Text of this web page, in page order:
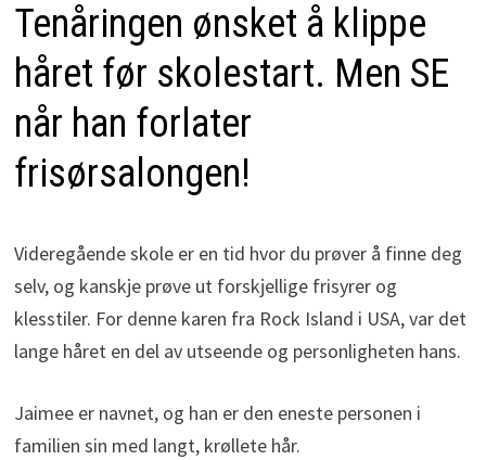
Tenåringen ønsket å klippe
håret før skolestart. Men SE
når han forlater
frisørsalongen!
Videregående skole er en tid hvor du prøver å finne deg
selv, og kanskje prøve ut forskjellige frisyrer og
klesstiler. For denne karen fra Rock Island i USA, var det
lange håret en del av utseende og personligheten hans.
Jaimee er navnet, og han er den eneste personen i
familien sin med langt, krøllete hår.